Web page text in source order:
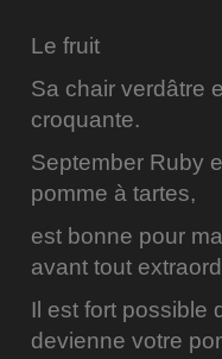
Le fruit
Sa chair verdâtre
croquante.
September Ruby
pomme à tartes,
est bonne pour
avant tout
Il est fort possible
devienne votre